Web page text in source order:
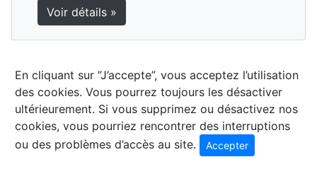
Voir détails »
En cliquant sur ”J’accepte”, vous acceptez l’utilisation
des cookies. Vous pourrez toujours les désactiver
ultérieurement. Si vous supprimez ou désactivez nos
cookies, vous pourriez rencontrer des interruptions
ou des problèmes d’accès au site.
Accepter